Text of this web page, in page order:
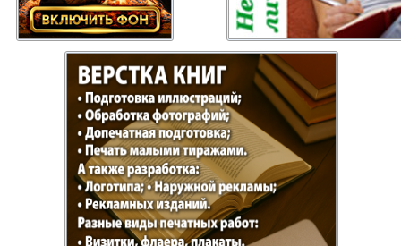
Отдыхай-Купи-
продай
Пражский
телеграф
экспресс
Районка-Nord-Ost-
Bremen